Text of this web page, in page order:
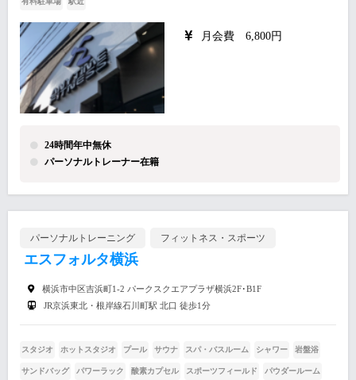
月会費 6,800円
24時間年中無休
パーソナルトレーナー在籍
パーソナルトレーニング フィットネス・スポーツ
エスフォルタ横浜
横浜市中区吉浜町1-2 パークスクエアプラザ横浜2F･B1F
JR京浜東北・根岸線石川町駅 北口 徒歩1分
スタジオ ホットスタジオ プール サウナ スパ・バスルーム シャワー 岩盤浴
サンドバッグ パワーラック 酸素カプセル スポーツフィールド パウダールーム